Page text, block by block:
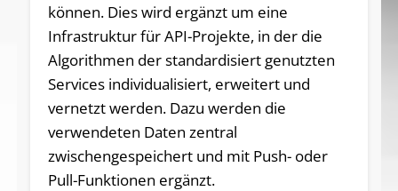
können. Dies wird ergänzt um eine
Infrastruktur für API-Projekte, in der die
Algorithmen der standardisiert genutzten
Services individualisiert, erweitert und
vernetzt werden. Dazu werden die
verwendeten Daten zentral
zwischengespeichert und mit Push- oder
Pull-Funktionen ergänzt.